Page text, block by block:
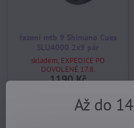
skladem, EXPEDICE PO
DOVOLENÉ 17.8.
1190 Kč
KoupitAž do